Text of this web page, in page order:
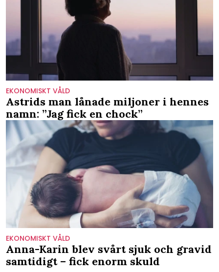
EKONOMISKT VÅLD
Astrids man lånade miljoner i hennes
namn: ”Jag fick en chock”
EKONOMISKT VÅLD
Anna-Karin blev svårt sjuk och gravid
samtidigt – fick enorm skuld